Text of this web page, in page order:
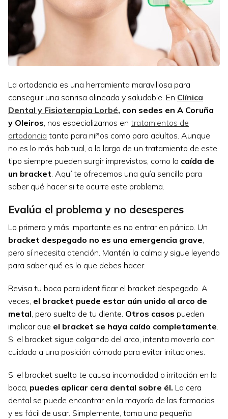
La ortodoncia es una herramienta maravillosa para
conseguir una sonrisa alineada y saludable. En Clínica
Dental y Fisioterapia Lorbé, con sedes en A Coruña
y Oleiros, nos especializamos en tratamientos de
ortodoncia tanto para niños como para adultos. Aunque
no es lo más habitual, a lo largo de un tratamiento de este
tipo siempre pueden surgir imprevistos, como la caída de
un bracket. Aquí te ofrecemos una guía sencilla para
saber qué hacer si te ocurre este problema.
Evalúa el problema y no desesperes
Lo primero y más importante es no entrar en pánico. Un
bracket despegado no es una emergencia grave,
pero sí necesita atención. Mantén la calma y sigue leyendo
para saber qué es lo que debes hacer.
Revisa tu boca para identificar el bracket despegado. A
veces, el bracket puede estar aún unido al arco de
metal, pero suelto de tu diente. Otros casos pueden
implicar que el bracket se haya caído completamente.
Si el bracket sigue colgando del arco, intenta moverlo con
cuidado a una posición cómoda para evitar irritaciones.
Si el bracket suelto te causa incomodidad o irritación en la
boca, puedes aplicar cera dental sobre él. La cera
dental se puede encontrar en la mayoría de las farmacias
y es fácil de usar. Simplemente, toma una pequeña